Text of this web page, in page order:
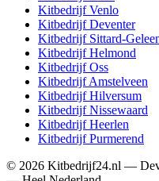
KitbedrijfVenlo
KitbedrijfDeventer
Kitbedrijf Sittard-
KitbedrijfHelmond
KitbedrijfOss
KitbedrijfAmstelveen
KitbedrijfHilversum
KitbedrijfNissewaard
KitbedrijfHeerlen
KitbedrijfPurmerend
© 2026 Kitbedrijf24.nl —